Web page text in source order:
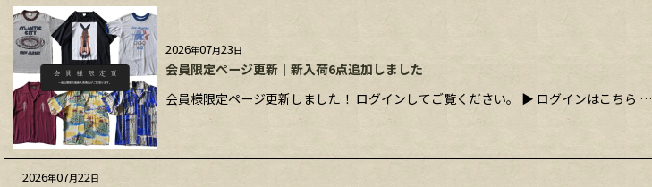
2026年07月23日
会員限定ページ更新｜新入荷6点追加しました
会員様限定ページ更新しました！ ログインしてご覧ください。 ▶ ログインはこちら …
2026年07月22日